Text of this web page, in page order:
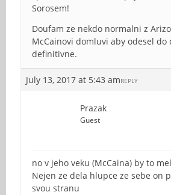
Sorosem!
Doufam ze nekdo normalni z
McCainovi domluvi aby odesel do
definitivne.
July 13, 2017 at 5:43 amREPLY
Prazak
Guest
no v jeho veku (McCaina) by to
Nejen ze dela hlupce ze sebe on
svou stranu